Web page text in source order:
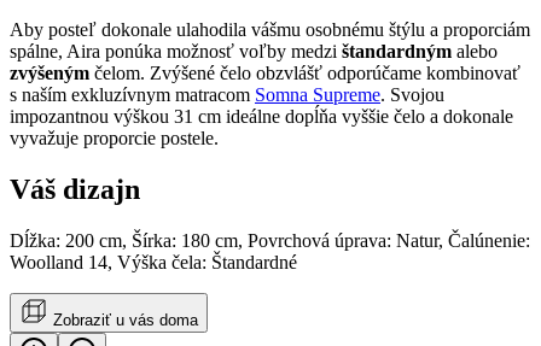
Aby posteľ dokonale ulahodila vášmu osobnému štýlu a proporciám
spálne, Aira ponúka možnosť voľby medzi štandardným alebo
zvýšeným čelom. Zvýšené čelo obzvlášť odporúčame kombinovať
s naším exkluzívnym matracom Somna Supreme. Svojou
impozantnou výškou 31 cm ideálne dopĺňa vyššie čelo a dokonale
vyvažuje proporcie postele.
Váš dizajn
Dĺžka: 200 cm, Šírka: 180 cm, Povrchová úprava: Natur, Čalúnenie:
Woolland 14, Výška čela: Štandardné
Zobraziť u vás doma